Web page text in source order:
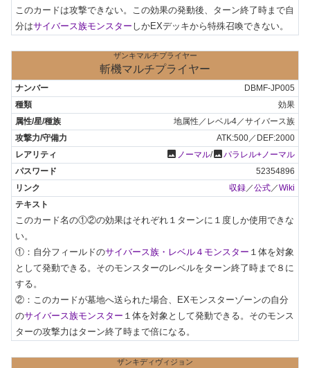
このカードは攻撃できない。この効果の発動後、ターン終了時まで自
分はサイバース族モンスター しかEXデッキから特殊召喚できない。
ザンキマルチプライヤー
斬機マルチプライヤー
DBMF-JP005
効果
地属性／レベル4／サイバース族
ATK:500／DEF:2000
photo ノーマル/photoパラレル+ノーマル
52354896
収録／公式／Wiki
このカード名の①②の効果はそれぞれ１ターンに１度しか使用できな
い。
①：自分フィールドのサイバース族・レベル４モンスター １体を対象
として発動できる。そのモンスターのレベルをターン終了時まで８に
する。
②：このカードが墓地へ送られた場合、EXモンスターゾーンの自分
のサイバース族モンスター １体を対象として発動できる。そのモンス
ターの攻撃力はターン終了時まで倍になる。
ザンキディヴィジョン